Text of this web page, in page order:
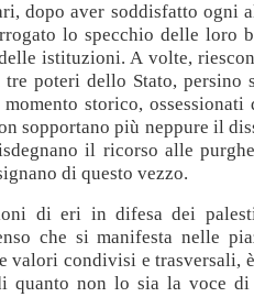
dopo aver soddisfatto ogni
lo specchio delle loro
istituzioni. A volte,
poteri dello Stato, persino
storico,
sopportano più neppure il
il ricorso alle
di questo vezzo.
di eri in difesa dei
che si manifesta nelle
valori condivisi e trasversali,
quanto non lo sia la voce